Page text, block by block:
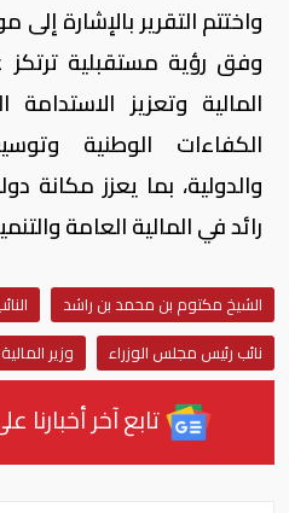
واختتم التقرير بالإشارة إلى
وفق رؤية مستقبلية ترتكز
المالية وتعزيز
الكفاءات الوطنية
والدولية، بما يعزز مكانة
رائد في المالية العامة
الشيخ مكتوم بن محمد بن راشد
نائب رئيس مجلس الوزراء
وزير المالية
تابع آخر